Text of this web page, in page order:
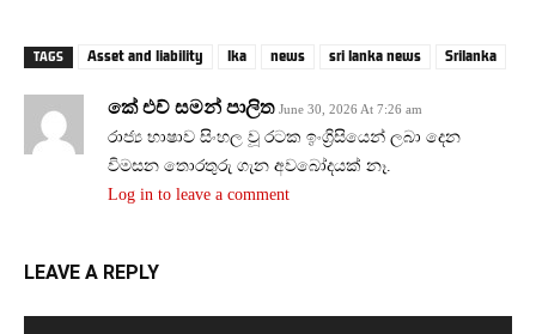
TAGS Asset and liability lka news sri lanka news Srilanka
කේ එච් සමන් පාලිත June 30, 2026 At 7:26 am
රාජ්‍ය භාෂාව සිංහල වූ රටක ඉංග්‍රිසියෙන් ලබා දෙන
විමසන තොරතුරු ගැන අවබෝදයක් නෑ.
Log in to leave a comment
LEAVE A REPLY